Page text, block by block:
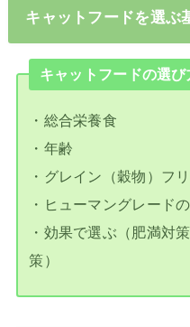
キャットフードを選ぶ
キャットフードの選び
・総合栄養食
・年齢
・グレイン（穀物）フ
・ヒューマングレード
・効果で選ぶ（肥満対
策）